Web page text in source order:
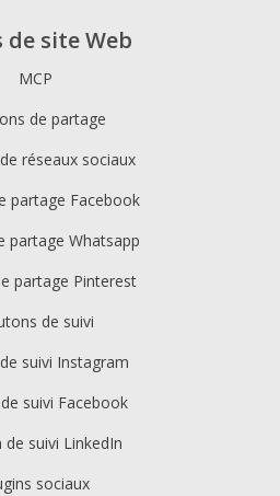
site Web
MCP
de partage
réseaux sociaux
partage Facebook
partage Whatsapp
partage Pinterest
de suivi
suivi Instagram
suivi Facebook
suivi LinkedIn
sociaux